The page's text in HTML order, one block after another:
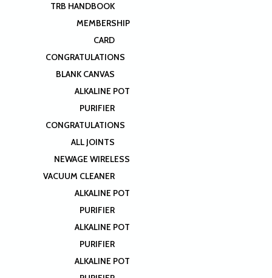
TRB HANDBOOK
MEMBERSHIP
CARD
CONGRATULATIONS
BLANK CANVAS
ALKALINE POT
PURIFIER
CONGRATULATIONS
ALL JOINTS
NEWAGE WIRELESS
VACUUM CLEANER
ALKALINE POT
PURIFIER
ALKALINE POT
PURIFIER
ALKALINE POT